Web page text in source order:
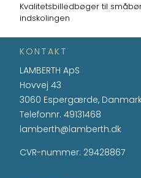
Kvalitetsbilledbøger til
indskolingen
KONTAKT
LAMBERTH ApS
Hovvej 43
3060 Espergærde,
Telefonnr.49131468
lamberth@lamberth.dk
CVR-nummer: 29428867